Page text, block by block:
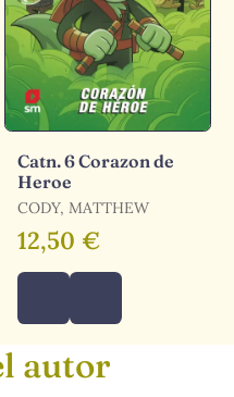
Catn. 6 Corazon de
Heroe
CODY, MATTHEW
12,50 €
autor